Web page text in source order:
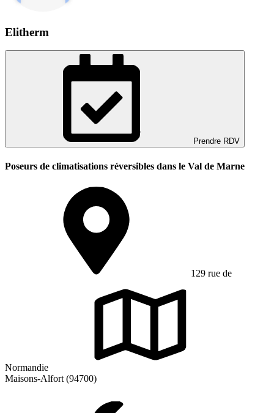
Elitherm
Prendre RDV
Poseurs de climatisations réversibles dans le Val de Marne
129 rue de
Normandie
Maisons-Alfort (94700)